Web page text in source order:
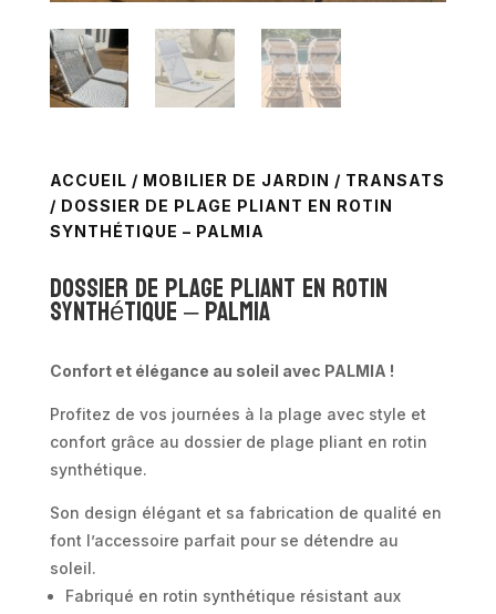
ACCUEIL / MOBILIER DE JARDIN / TRANSATS
/ DOSSIER DE PLAGE PLIANT EN ROTIN
SYNTHÉTIQUE – PALMIA
Dossier de plage pliant en rotin
synthétique – Palmia
Confort et élégance au soleil avec PALMIA !
Profitez de vos journées à la plage avec style et
confort grâce au dossier de plage pliant en rotin
synthétique.
Son design élégant et sa fabrication de qualité en
font l’accessoire parfait pour se détendre au
soleil.
Fabriqué en rotin synthétique résistant aux